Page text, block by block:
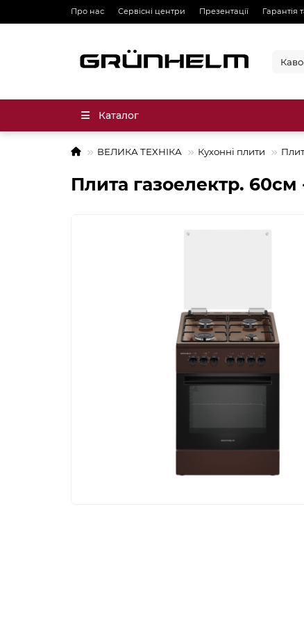
Про нас Сервісні центри Презентації Гарантія
Каталог
ВЕЛИКА ТЕХНІКА Кухонні плити
Плита газоелектр.